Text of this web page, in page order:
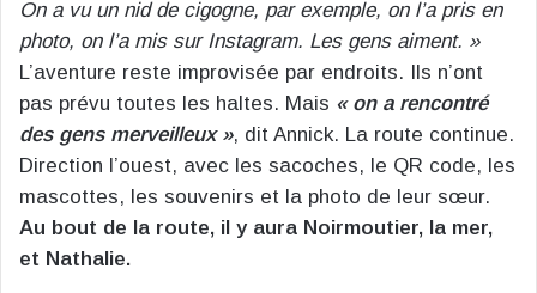
On a vu un nid de cigogne, par exemple, on l’a pris en
photo, on l’a mis sur Instagram. Les gens aiment. »
L’aventure reste improvisée par endroits. Ils n’ont
pas prévu toutes les haltes. Mais « on a rencontré
des gens merveilleux », dit Annick. La route continue.
Direction l’ouest, avec les sacoches, le QR code, les
mascottes, les souvenirs et la photo de leur sœur.
Au bout de la route, il y aura Noirmoutier, la mer,
et Nathalie.